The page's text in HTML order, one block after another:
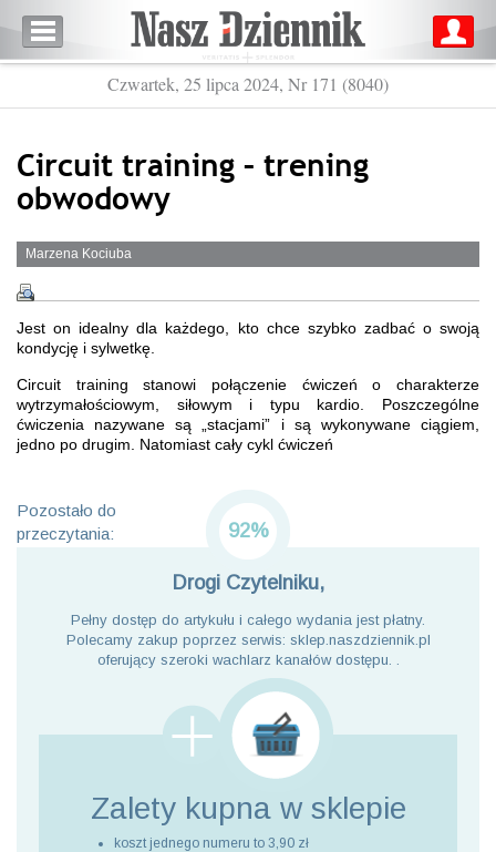
Czwartek, 25 lipca 2024, Nr 171 (8040)
Circuit training – trening
obwodowy
Marzena Kociuba
Jest on idealny dla każdego, kto chce szybko zadbać o swoją
kondycję i sylwetkę.
Circuit training stanowi połączenie ćwiczeń o charakterze
wytrzymałościowym, siłowym i typu kardio. Poszczególne
ćwiczenia nazywane są „stacjami” i są wykonywane ciągiem,
jedno po drugim. Natomiast cały cykl ćwiczeń
Pozostało do
przeczytania:
92%
Drogi Czytelniku,
Pełny dostęp do artykułu i całego wydania jest płatny.
Polecamy zakup poprzez serwis: sklep.naszdziennik.pl
oferujący szeroki wachlarz kanałów dostępu. .
Zalety kupna w sklepie
koszt jednego numeru to 3,90 zł